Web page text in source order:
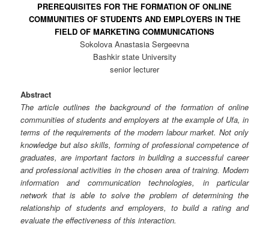
PREREQUISITES FOR THE FORMATION OF ONLINE
COMMUNITIES OF STUDENTS AND EMPLOYERS IN THE
FIELD OF MARKETING COMMUNICATIONS
Sokolova Anastasia Sergeevna
Bashkir state University
senior lecturer
Abstract
The article outlines the background of the formation of online
communities of students and employers at the example of Ufa, in
terms of the requirements of the modern labour market. Not only
knowledge but also skills, forming of professional competence of
graduates, are important factors in building a successful career
and professional activities in the chosen area of training. Modern
information and communication technologies, in particular
network that is able to solve the problem of determining the
relationship of students and employers, to build a rating and
evaluate the effectiveness of this interaction.